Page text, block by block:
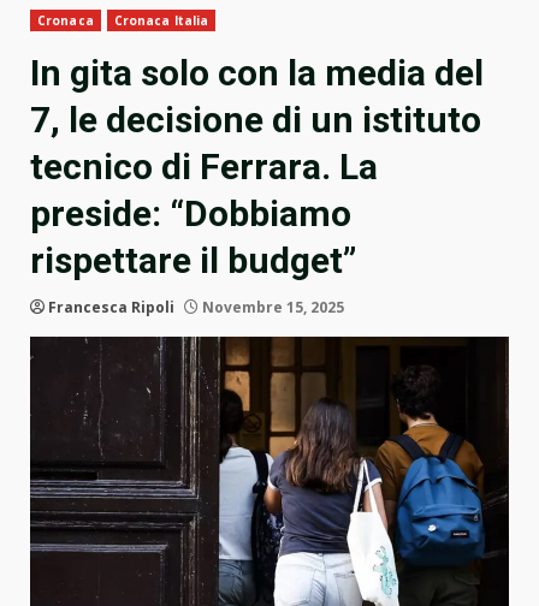
Cronaca Cronaca Italia
In gita solo con la media del
7, le decisione di un istituto
tecnico di Ferrara. La
preside: “Dobbiamo
rispettare il budget”
Francesca Ripoli Novembre 15, 2025